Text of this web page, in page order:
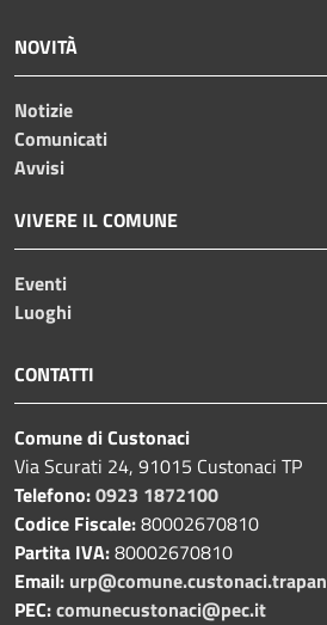
NOVITÀ
Notizie
Comunicati
Avvisi
VIVERE IL COMUNE
Eventi
Luoghi
CONTATTI
Comune di Custonaci
Via Scurati 24, 91015 Custonaci TP
Telefono:0923 1872100
Codice Fiscale:80002670810
Partita IVA:80002670810
Email:
PEC:comunecustonaci@pec.it